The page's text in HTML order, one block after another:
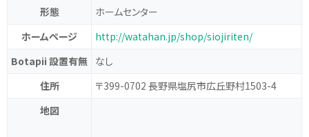
形態
ホームセンター
ホームページ
http://watahan.jp/shop/siojiriten/
Botapii 設置有無 なし
住所
〒399-0702 長野県塩尻市広丘野村1503-4
地図